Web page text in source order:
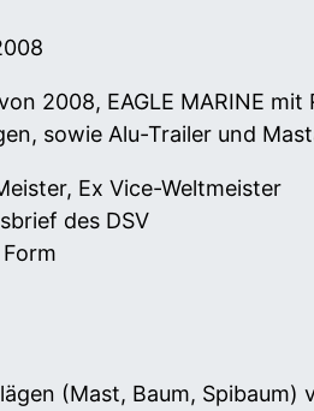
2008, EAGLE MARINE
sowie Alu-Trailer und
Ex Vice-Weltmeister
des DSV
(Mast, Baum, Spibaum)